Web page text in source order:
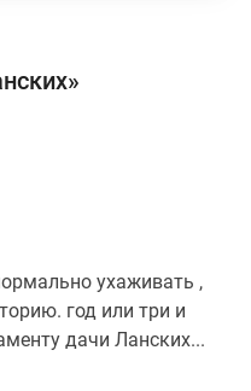
ухаживать ,
год или три и
дачи Ланских...